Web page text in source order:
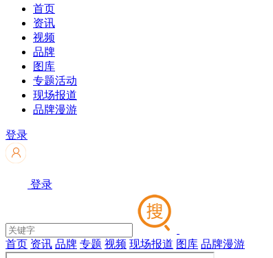
首页
资讯
视频
品牌
图库
专题活动
现场报道
品牌漫游
登录
登录
首页 资讯 品牌 专题 视频 现场报道 图库 品牌漫游